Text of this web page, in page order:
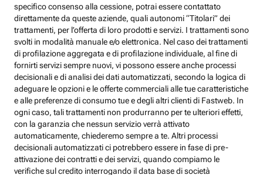
specifico consenso alla cessione, potrai essere contattato
direttamente da queste aziende, quali autonomi “Titolari” dei
trattamenti, per l’offerta di loro prodotti e servizi. I trattamenti sono
svolti in modalità manuale e/o elettronica. Nel caso dei trattamenti
di profilazione aggregata e di profilazione individuale, al fine di
fornirti servizi sempre nuovi, vi possono essere anche processi
decisionali e di analisi dei dati automatizzati, secondo la logica di
adeguare le opzioni e le offerte commerciali alle tue caratteristiche
e alle preferenze di consumo tue e degli altri clienti di Fastweb. In
ogni caso, tali trattamenti non produrranno per te ulteriori effetti,
con la garanzia che nessun servizio verrà attivato
automaticamente, chiederemo sempre a te. Altri processi
decisionali automatizzati ci potrebbero essere in fase di pre-
attivazione dei contratti e dei servizi, quando compiamo le
verifiche sul credito interrogando il data base di società